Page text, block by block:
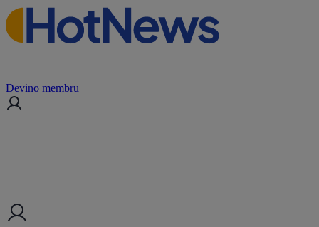
Devino membru